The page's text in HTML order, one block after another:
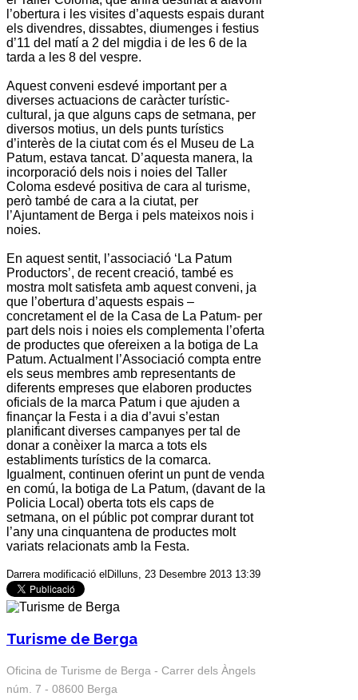
l’obertura i les visites d’aquests espais durant
els divendres, dissabtes, diumenges i festius
d’11 del matí a 2 del migdia i de les 6 de la
tarda a les 8 del vespre.
Aquest conveni esdevé important per a
diverses actuacions de caràcter turístic-
cultural, ja que alguns caps de setmana, per
diversos motius, un dels punts turístics
d’interès de la ciutat com és el Museu de La
Patum, estava tancat. D’aquesta manera, la
incorporació dels nois i noies del Taller
Coloma esdevé positiva de cara al turisme,
però també de cara a la ciutat, per
l’Ajuntament de Berga i pels mateixos nois i
noies.
En aquest sentit, l’associació ‘La Patum
Productors’, de recent creació, també es
mostra molt satisfeta amb aquest conveni, ja
que l’obertura d’aquests espais –
concretament el de la Casa de La Patum- per
part dels nois i noies els complementa l’oferta
de productes que ofereixen a la botiga de La
Patum. Actualment l’Associació compta entre
els seus membres amb representants de
diferents empreses que elaboren productes
oficials de la marca Patum i que ajuden a
finançar la Festa i a dia d’avui s’estan
planificant diverses campanyes per tal de
donar a conèixer la marca a tots els
establiments turístics de la comarca.
Igualment, continuen oferint un punt de venda
en comú, la botiga de La Patum, (davant de la
Policia Local) oberta tots els caps de
setmana, on el públic pot comprar durant tot
l’any una cinquantena de productes molt
variats relacionats amb la Festa.
Darrera modificació elDilluns, 23 Desembre 2013 13:39
Turisme de Berga
Oficina de Turisme de Berga - Carrer dels Àngels
núm. 7 - 08600 Berga